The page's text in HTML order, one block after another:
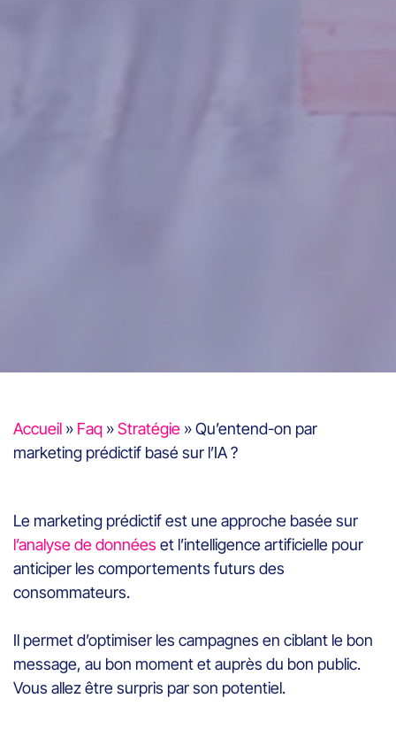
Accueil » Faq »Stratégie »Qu’entend-on par
marketing prédictif basé sur l’IA ?
Le marketing prédictif est une approche basée sur
l’analyse de données et l’intelligence artificielle pour
anticiper les comportements futurs des
consommateurs.
Il permet d’optimiser les campagnes en ciblant le bon
message, au bon moment et auprès du bon public.
Vous allez être surpris par son potentiel.